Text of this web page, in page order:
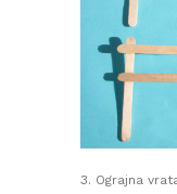
3. Ograjna